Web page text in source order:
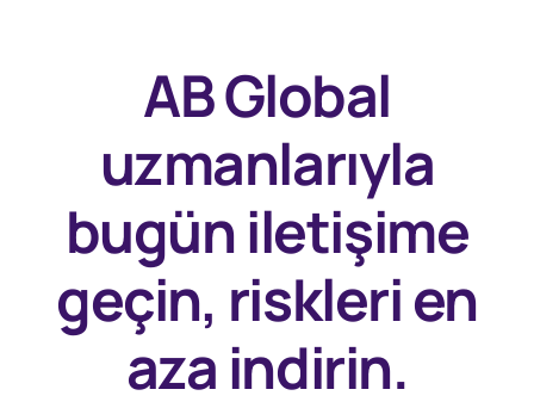
AB Global
uzmanlarıyla
bugüniletişime
geçin, riskleri en
aza indirin.